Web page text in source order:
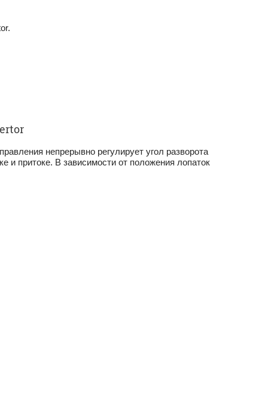
непрерывно регулиру­ет угол разворота
и притоке. В зависимости от положения лопаток